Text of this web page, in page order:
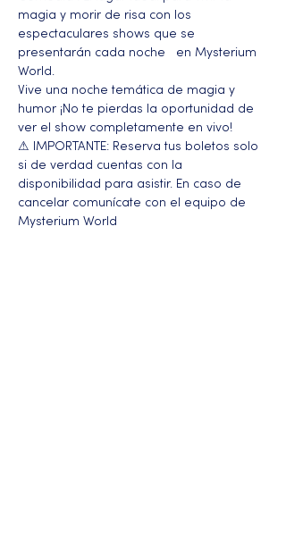
magia y morir de risa con los
espectaculares shows que se
presentarán cada noche   en Mysterium
World.
Vive una noche temática de magia y
humor ¡No te pierdas la oportunidad de
ver el show completamente en vivo!
⚠ IMPORTANTE: Reserva tus boletos solo
si de verdad cuentas con la
disponibilidad para asistir. En caso de
cancelar comunícate con el equipo de
Mysterium World